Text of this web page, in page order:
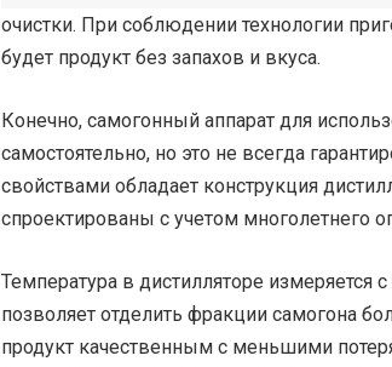
очистки. При соблюдении технологии
будет продукт без запахов и вкуса.
Конечно, самогонный аппарат для
самостоятельно, но это не всегда
свойствами обладает конструкция
спроектированы с учетом многолетнего
Температура в дистилляторе измеряется
позволяет отделить фракции самогона
продукт качественным с меньшими